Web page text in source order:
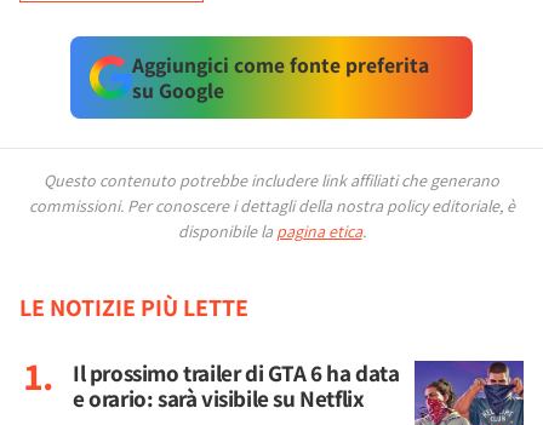
Aggiungici come fonte preferita
su Google
Questo contenuto potrebbe includere link affiliati che generano
commissioni. Per conoscere i dettagli della nostra policy editoriale, è
disponibile la pagina etica.
LE NOTIZIE PIÙ LETTE
Il prossimo trailer di GTA 6 ha data
e orario: sarà visibile su Netflix